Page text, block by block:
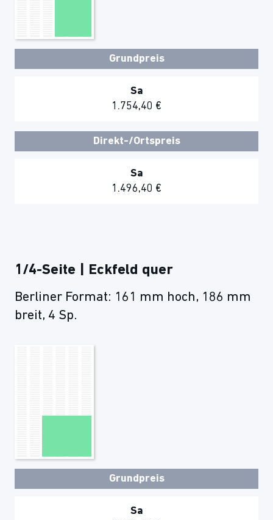
Grundpreis
Sa
1.754,40 €
Direkt-/Ortspreis
Sa
1.496,40 €
1/4-Seite | Eckfeld quer
Berliner Format: 161 mm hoch, 186 mm
breit, 4 Sp.
Grundpreis
Sa